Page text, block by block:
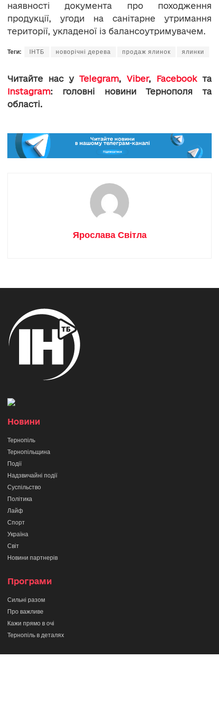
наявності документа про походження
продукції, угоди на санітарне утримання
території, укладеної із балансоутримувачем.
Теги: ІНТБ новорічні дерева продаж ялинок ялинки
Читайте нас у Telegram, Viber, Facebookта
Instagram: головні новини Тернополя та
області.
Ярослава Світла
Новини
Тернопіль
Тернопільщина
Події
Надзвичайні події
Суспільство
Політика
Лайф
Спорт
Україна
Світ
Новини партнерів
Програми
Сильні разом
Про важливе
Кажи прямо в очі
Тернопіль в деталях